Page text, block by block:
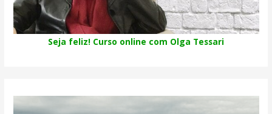
Seja feliz! Curso online com Olga Tessari